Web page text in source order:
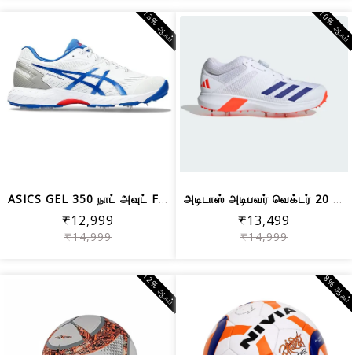
ASICS GEL 350 நாட் அவுட் FF கிரிக்கெட...
₹12,999
₹14,999
13% ஆஃப்
அடிடாஸ் அடிபவர் வெக்டர் 20 ஷூஸ் | வேக...
₹13,499
₹14,999
10%
12% ஆஃப் 8%